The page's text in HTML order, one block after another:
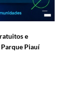
e
Parque Piauí